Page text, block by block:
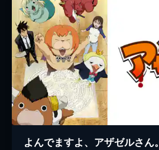
よんでますよ、アザゼルさん。